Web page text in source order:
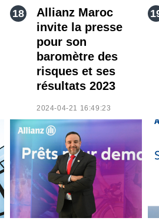
Allianz Maroc
invite la presse
pour son
baromètre des
risques et ses
résultats 2023
2024-04-21 16:49:23